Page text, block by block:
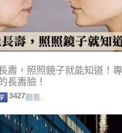
壽，照照鏡子就能知道！專
長壽臉！
3427觀看.